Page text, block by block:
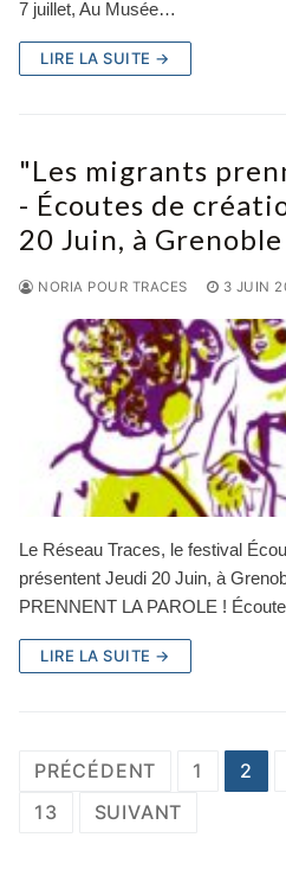
7 juillet, Au Musée…
LIRE LA SUITE →
"Les migrants
- Écoutes de
20 Juin, à Grenoble
NORIA POUR TRACES 3 JUIN
Le Réseau Traces, le festival
présentent Jeudi 20 Juin, à
PRENNENT LA PAROLE !
LIRE LA SUITE →
Pagination
des
PRÉCÉDENT 1 2
13
SUIVANT